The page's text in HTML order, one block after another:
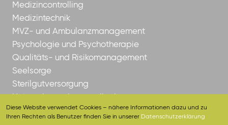
Medizincontrolling
Medizintechnik
MVZ- und Ambulanzmanagement
Psychologie und Psychotherapie
Qualitäts- und Risikomanagement
Seelsorge
Sterilgutversorgung
Diese Website verwendet Cookies – nähere Informationen dazu und zu
Ihren Rechten als Benutzer finden Sie in unserer Datenschutzerklärung